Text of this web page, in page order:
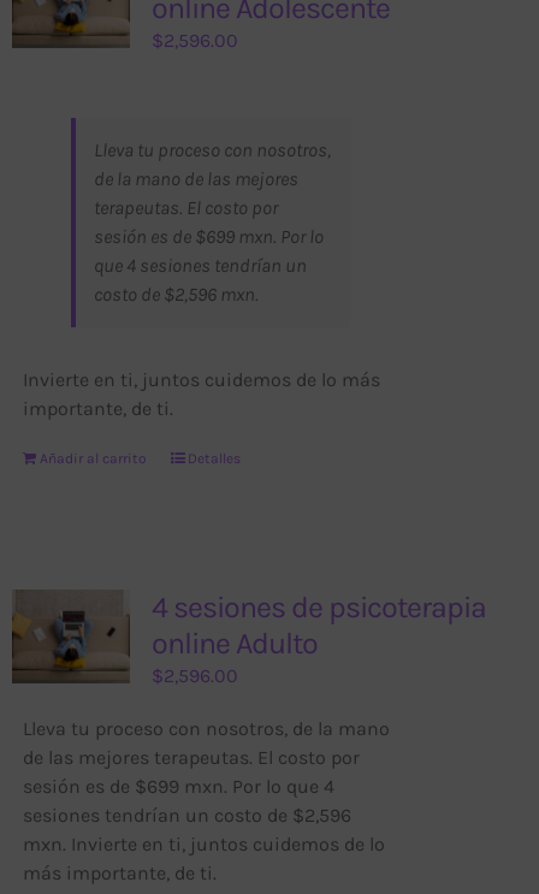
online Adolescente
$2,596.00
Lleva tu proceso con nosotros,
de la mano de las mejores
terapeutas. El costo por
sesión es de $699 mxn. Por lo
que 4 sesiones tendrían un
costo de $2,596 mxn.
Invierte en ti, juntos cuidemos de lo más
importante, de ti.
Añadir al carrito Detalles
4 sesiones de psicoterapia
online Adulto
$2,596.00
Lleva tu proceso con nosotros, de la mano
de las mejores terapeutas. El costo por
sesión es de $699 mxn. Por lo que 4
sesiones tendrían un costo de $2,596
mxn. Invierte en ti, juntos cuidemos de lo
más importante, de ti.